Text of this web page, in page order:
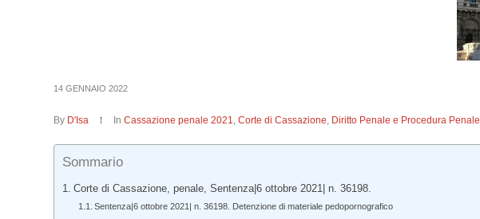
14 GENNAIO 2022
By D'Isa InCassazione penale 2021,Corte di Cassazione, Diritto Penale e Procedura Penale
Sommario
Corte di Cassazione, penale, Sentenza|6 ottobre 2021| n. 36198.
Sentenza|6 ottobre 2021| n. 36198. Detenzione di materiale pedopornografico